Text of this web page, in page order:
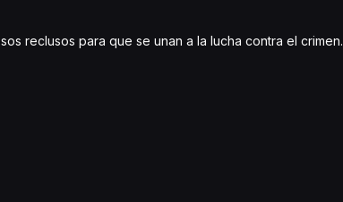
reclusos para que se unan a la lucha contra el crimen.